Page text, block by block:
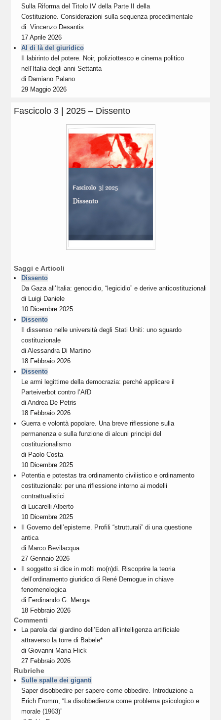
Sulla Riforma del Titolo IV della Parte II della
Costituzione. Considerazioni sulla sequenza procedimentale
diVincenzo Desantis
17 Aprile 2026
Al di là del giuridico
Il labirinto del potere. Noir, poliziottesco e cinema politico
nell’Italia degli anni Settanta
di Damiano Palano
29 Maggio 2026
Fascicolo 3 | 2025 – Dissento
Saggi e Articoli
Dissento
Da Gaza all’Italia: genocidio, “legicidio” e derive anticostituzionali
di Luigi Daniele
10 Dicembre 2025
Dissento
Il dissenso nelle università degli Stati Uniti: uno sguardo
costituzionale
diAlessandra Di Martino
18 Febbraio 2026
Dissento
Le armi legittime della democrazia: perché applicare il
Parteiverbot contro l’AfD
diAndrea De Petris
18 Febbraio 2026
Guerra e volontà popolare. Una breve riflessione sulla
permanenza e sulla funzione di alcuni principi del
costituzionalismo
di Paolo Costa
10 Dicembre 2025
Potentia e potestas tra ordinamento civilistico e ordinamento
costituzionale: per una riflessione intorno ai modelli
contrattualistici
di Lucarelli Alberto
10 Dicembre 2025
Il Governo dell’episteme. Profili “strutturali” di una questione
antica
di Marco Bevilacqua
27 Gennaio 2026
Il soggetto si dice in molti mo(n)di. Riscoprire la teoria
dell’ordinamento giuridico di René Demogue in chiave
fenomenologica
di Ferdinando G. Menga
18 Febbraio 2026
Commenti
La parola dal giardino dell’Eden all’intelligenza artificiale
attraverso la torre di Babele*
diGiovanni Maria Flick
27 Febbraio 2026
Rubriche
Sulle spalle dei giganti
Saper disobbedire per sapere come obbedire. Introduzione a
Erich Fromm, “La disobbedienza come problema psicologico e
morale (1963)”